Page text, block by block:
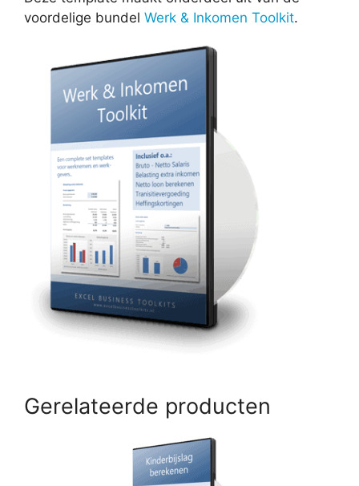
voordelige bundel Werk & Inkomen Toolkit.
Gerelateerde producten